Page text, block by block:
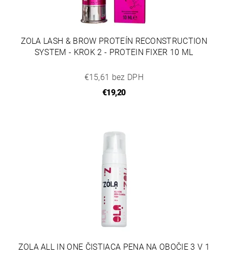
ZOLA LASH & BROW PROTEÍN RECONSTRUCTION
SYSTEM - KROK 2 - PROTEIN FIXER 10 ML
€15,61 bez DPH
€19,20
ZOLA ALL IN ONE ČISTIACA PENA NA OBOČIE 3 V 1